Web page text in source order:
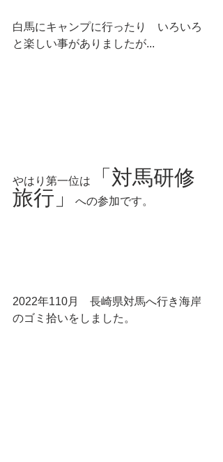
白馬にキャンプに行ったり　いろいろ
と楽しい事がありましたが...
やはり第一位は
「対馬研修
旅行」
への参加です。
2022年110月　長崎県対馬へ行き海岸
のゴミ拾いをしました。